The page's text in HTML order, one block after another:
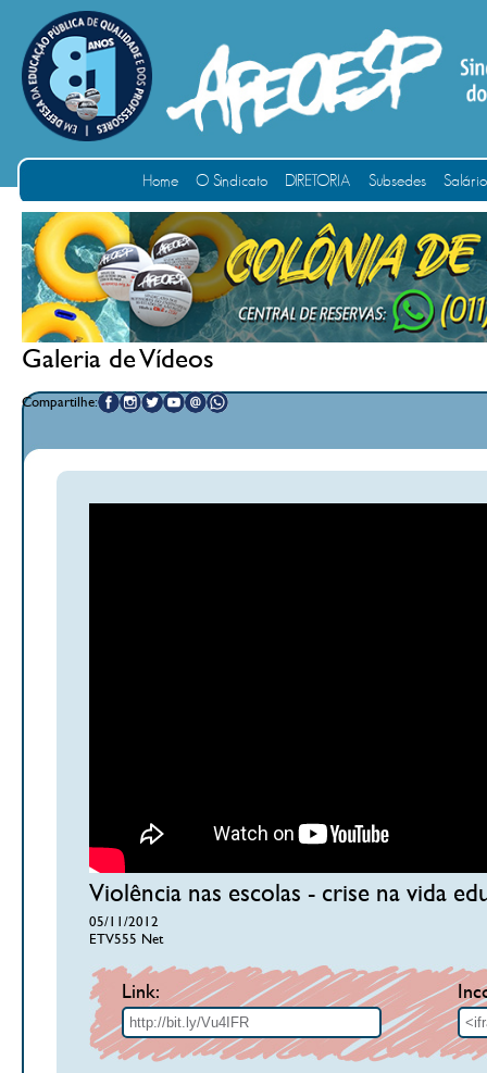
Home O Sindicato DIRETORIA Subsedes
Galeria de Vídeos
Compartilhe:
Violência nas escolas - crise na vida
05/11/2012
ETV555 Net
Link: